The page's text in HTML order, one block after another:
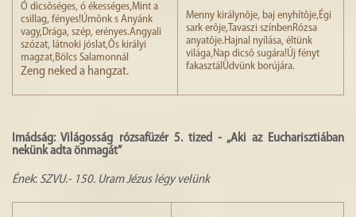
Ó dicsôséges, ó ékességes,Mint a
csillag, fényes!Úrnônk s Anyánk
vagy,Drága, szép, erényes.Angyali
szózat, látnoki jóslat,Ôs királyi
magzat,Bölcs Salamonnál
Zeng neked a hangzat.
Menny királynôje, baj enyhítôje,Égi
sark erôje,Tavaszi színbenRózsa
anyatôje.Hajnal nyílása, éltünk
világa,Nap dicsô sugára!Új fényt
fakasztálÜdvünk borújára.
Imádság: Világosság rózsafüzér 5. tized - „Aki az Eucharisztiában
nekünk adta önmagát”
Ének: SZVU.- 150. Uram Jézus légy velünk